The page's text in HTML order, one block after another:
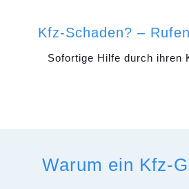
Kfz-Schaden? –
Sofortige Hilfe durch ihren
Warum ein Kfz-